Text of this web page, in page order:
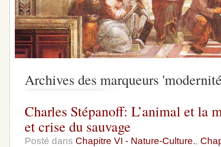
Archives des marqueurs
Charles Stépanoff: L’animal et la
et crise du sauvage
Posté dans Chapitre VI - Nature-Culture.,